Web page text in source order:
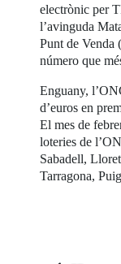
electrònic per
l’avinguda
Punt de Venda
número que
Enguany,
d’euros en
El mes de
loteries de
Sabadell,
Tarragona,